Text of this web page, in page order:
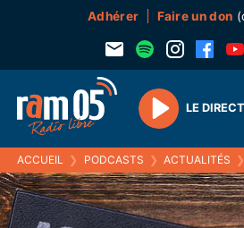
Adhérer Faire un don
Play
LE DIRECT
ACCUEIL ❯ PODCASTS ❯ ACTUALITÉS ❯